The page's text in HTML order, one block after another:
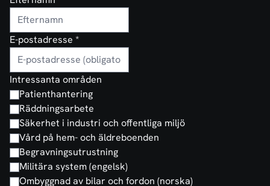
E-postadresse *
Intressanta områden
Patienthantering
Räddningsarbete
Säkerhet i industri och offentliga miljö
Vård på hem- och äldreboenden
Begravningsutrustning
Militära system (engelsk)
Ombyggnad av bilar och fordon (norska)